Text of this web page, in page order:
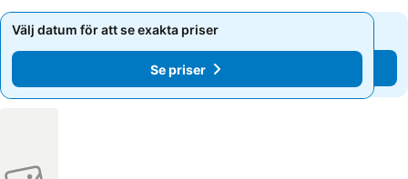
Välj datum för att se exakta priser
Se priser
Välj datum för att se exakta priser
Se priser